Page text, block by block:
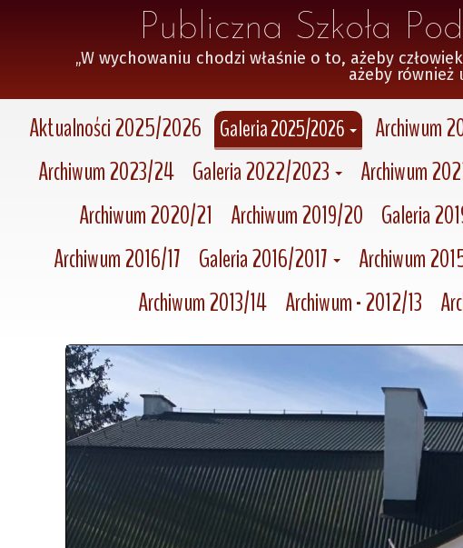
Publiczna Szkoła
„W wychowaniu chodzi właśnie o to, ażeby
ażeby również
Aktualności 2025/2026 Galeria 2025/2026 Archiwum
Archiwum 2023/24 Galeria 2022/2023 Archiwum
Archiwum 2020/21
Archiwum 2019/20 Galeria
Archiwum 2016/17 Galeria 2016/2017 Archiwum
Archiwum 2013/14 Archiwum - 2012/13